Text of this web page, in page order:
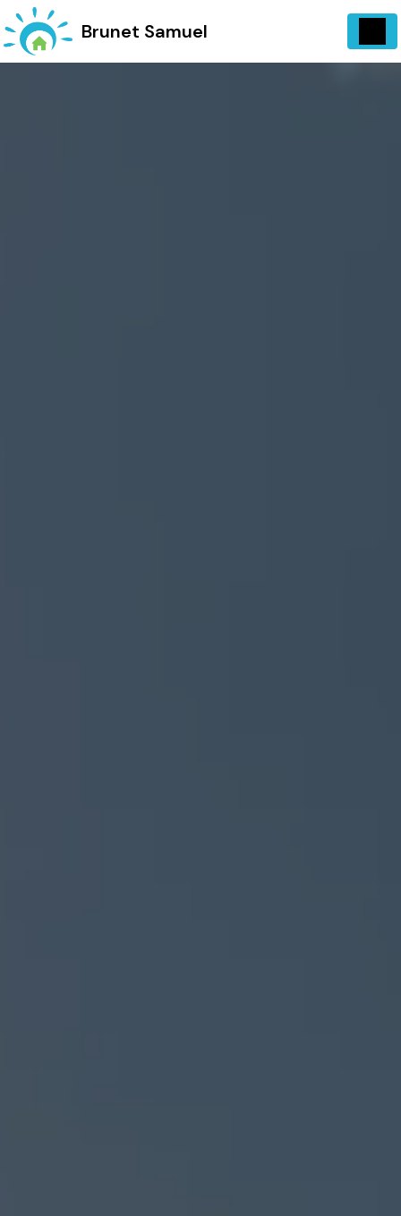
734 Vieux, Chemin d'Entrecasteaux 83570 Carcès
06 13 07 72 97Brunet Samuel
Panneau de gestion des cookies